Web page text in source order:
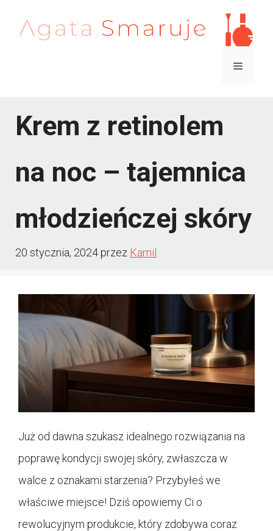
Menu
Krem z retinolem
na noc – tajemnica
młodzieńczej skóry
20 stycznia, 2024przez Kamil
Już od dawna szukasz idealnego rozwiązania na
poprawę kondycji swojej skóry, zwłaszcza w
walce z oznakami starzenia? Przybyłeś we
właściwe miejsce! Dziś opowiemy Ci o
rewolucyjnym produkcie, który zdobywa coraz